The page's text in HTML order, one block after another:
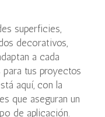
superficies,
decorativos,
a cada
tus proyectos
aquí, con la
que aseguran un
de aplicación.